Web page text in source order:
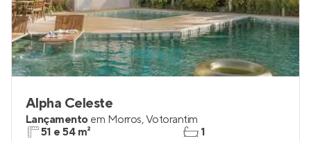
Alpha Celeste
Lançamento em Morros,Votorantim
51 e 54 m²
1